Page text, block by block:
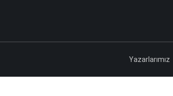
Yazarlarımız